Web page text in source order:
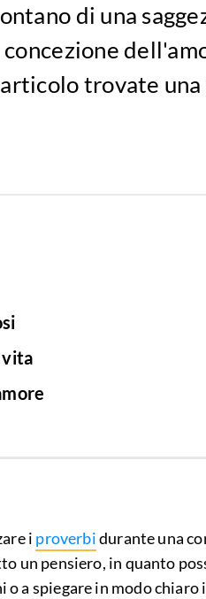
di una
trovate
vita
i proverbidurante una
un pensiero, in quanto
o a spiegare in modo